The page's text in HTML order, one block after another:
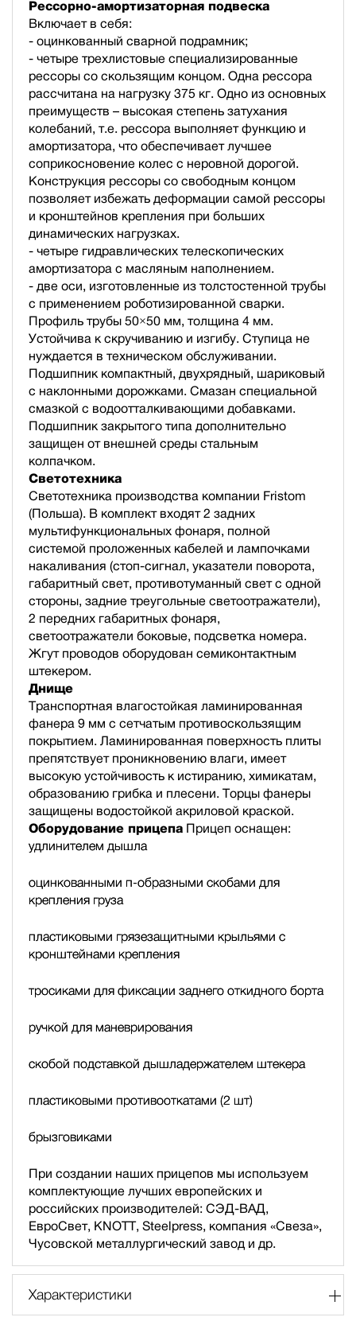
Рессорно-амортизаторная подвеска
Включает в себя:
- оцинкованный сварной подрамник;
- четыре трехлистовые специализированные
рессоры со скользящим концом. Одна рессора
рассчитана на нагрузку 375 кг. Одно из основных
преимуществ – высокая степень затухания
колебаний, т.е. рессора выполняет функцию и
амортизатора, что обеспечивает лучшее
соприкосновение колес с неровной дорогой.
Конструкция рессоры со свободным концом
позволяет избежать деформации самой рессоры
и кронштейнов крепления при больших
динамических нагрузках.
- четыре гидравлических телескопических
амортизатора с масляным наполнением.
- две оси, изготовленные из толстостенной трубы
с применением роботизированной сварки.
Профиль трубы 50×50 мм, толщина 4 мм.
Устойчива к скручиванию и изгибу. Ступица не
нуждается в техническом обслуживании.
Подшипник компактный, двухрядный, шариковый
с наклонными дорожками. Смазан специальной
смазкой с водоотталкивающими добавками.
Подшипник закрытого типа дополнительно
защищен от внешней среды стальным
колпачком.
Светотехника
Светотехника производства компании Fristom
(Польша). В комплект входят 2 задних
мультифункциональных фонаря, полной
cистемой проложенных кабелей и лампочками
накаливания (стоп-сигнал, указатели поворота,
габаритный свет, противотуманный свет с одной
стороны, задние треугольные светоотражатели),
2 передних габаритных фонаря,
светоотражатели боковые, подсветка номера.
Жгут проводов оборудован семиконтактным
штекером.
Днище
Транспортная влагостойкая ламинированная
фанера 9 мм с сетчатым противоскользящим
покрытием. Ламинированная поверхность плиты
препятствует проникновению влаги, имеет
высокую устойчивость к истиранию, химикатам,
образованию грибка и плесени. Торцы фанеры
защищены водостойкой акриловой краской.
Оборудование прицепа Прицеп оснащен:
удлинителем дышла
оцинкованными п-образными скобами для
крепления груза
пластиковыми грязезащитными крыльями с
кронштейнами крепления
тросиками для фиксации заднего откидного борта
ручкой для маневрирования
скобой подставкой дышладержателем штекера
пластиковыми противооткатами (2 шт)
брызговиками
При создании наших прицепов мы используем
комплектующие лучших европейских и
российских производителей: СЭД-ВАД,
ЕвроСвет, KNOTT, Steelpress, компания «Свеза»,
Чусовской металлургический завод и др.
Характеристики